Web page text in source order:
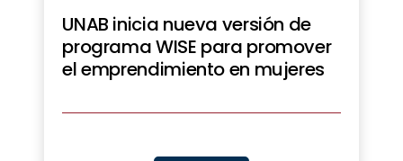
UNAB inicia nueva versión de
programa WISE para promover
el emprendimiento en mujeres